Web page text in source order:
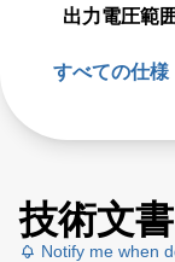
出力電圧範
すべての仕様
技術文書
Notify me when